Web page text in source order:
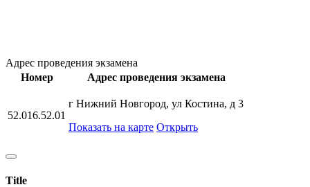
Адрес проведения экзамена
Номер
Адрес проведения экзамена
52.016.52.01
г Нижний Новгород, ул Костина, д 3
Показать на карте Открыть
Title